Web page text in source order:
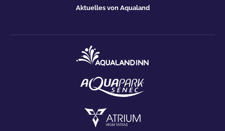
Aktuelles von Aqualand